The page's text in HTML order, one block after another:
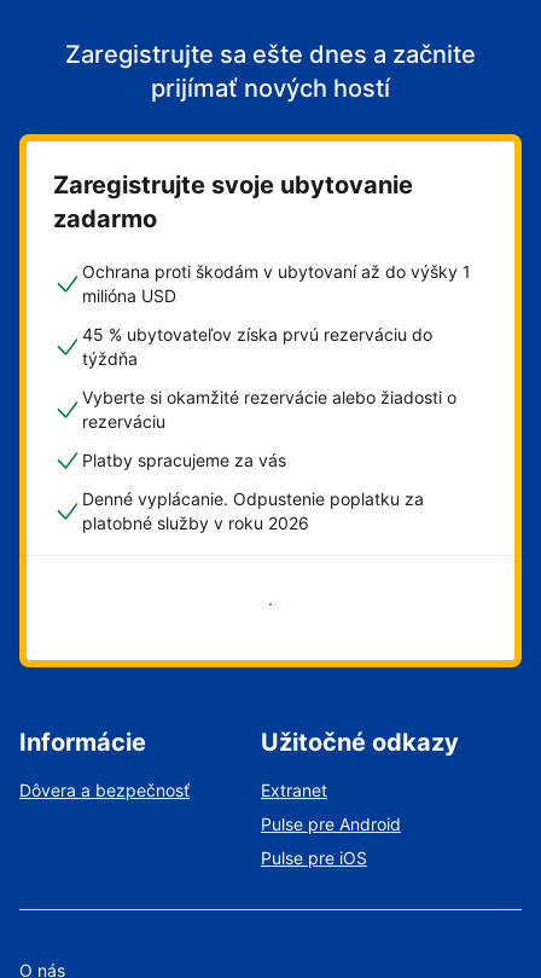
Zaregistrujte sa ešte dnes a začnite
prijímať nových hostí
Zaregistrujte svoje ubytovanie
zadarmo
Ochrana proti škodám v ubytovaní až do výšky 1
milióna USD
45 % ubytovateľov získa prvú rezerváciu do
týždňa
Vyberte si okamžité rezervácie alebo žiadosti o
rezerváciu
Platby spracujeme za vás
Denné vyplácanie. Odpustenie poplatku za
platobné služby v roku 2026
Informácie
Dôvera a bezpečnosť
Užitočné odkazy
Extranet
Pulse pre Android
Pulse pre iOS
O nás